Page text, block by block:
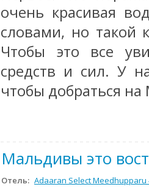
очень красивая
словами, но такой
Чтобы это все
средств и сил. У
чтобы добраться
Мальдивы это
Отель: Adaaran Select Meedhupparu